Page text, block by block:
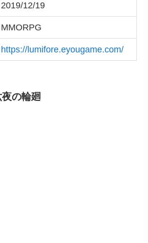
2019/12/19
MMORPG
https://lumifore.eyougame.com/
の輪廻